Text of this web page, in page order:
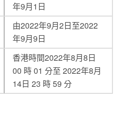
年9月1日
由2022年9月2日至2022
年9月9日
香港時間2022年8月8日
00 時 01 分至 2022年8月
14日 23 時 59 分